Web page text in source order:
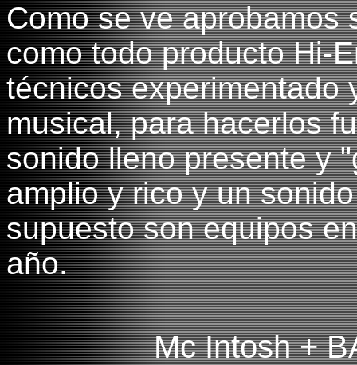
Como se ve aprobamos
como todo producto Hi-
técnicos experimentado
musical, para hacerlos
sonido lleno presente y
amplio y rico y un
supuesto son equipos
año.
Mc Intosh +